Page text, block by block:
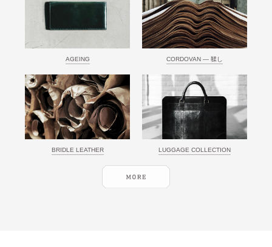
AGEING CORDOVAN ― 鞣し
BRIDLE LEATHER LUGGAGE COLLECTION